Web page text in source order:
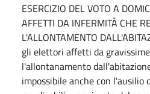
ESERCIZIO DEL VOTO A
AFFETTI DA INFERMITÀ CHE
L'ALLONTAMENTO
gli elettori affetti da
l'allontanamento
impossibile anche con l'ausilio